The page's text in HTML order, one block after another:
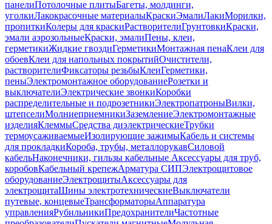
панелиПотолочные плитыБагеты, молдинги,
уголкиЛакокрасочные материалыКраскиЭмалиЛакиМорилки,
пропиткиКолеры для краскиРастворителиГрунтовкиКраски,
эмали аэрозольныеКраски, эмалиПены, клеи,
герметикиЖидкие гвоздиГерметикиМонтажная пенаКлеи для
обоевКлеи для напольных покрытийОчистители,
растворителиФиксаторы резьбыКлеиГерметики,
пеныЭлектромонтажное оборудованиеРозетки и
выключателиЭлектрические звонкиКоробки
распределительные и подрозетникиЭлектропатроныВилки,
штепселиМолниеприемникиЗаземлениеЭлектромонтажные
изделияКлеммыСредства диэлектрическиеТрубки
термоусаживаемыеИзолирующие зажимыКабель и системы
для прокладкиКороба, трубы, металлорукавСиловой
кабельНаконечники, гильзы кабельные Аксессуары для труб,
коробовКабельный крепежАрматура СИПЭлектрощитовое
оборудованиеЭлектрощитыАксессуары для
электрощитаШины электротехническиеВыключатели
путевые, концевыеТрансформаторыАппаратура
управленияРубильникиПредохранителиЧастотные